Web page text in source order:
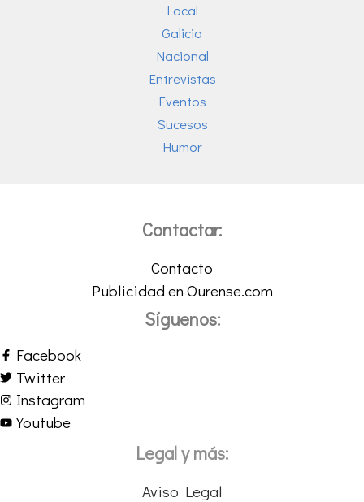
Local
Galicia
Nacional
Entrevistas
Eventos
Sucesos
Humor
Contactar:
Contacto
Publicidad en Ourense.com
Síguenos:
Facebook
Twitter
Instagram
Youtube
Legal y más:
Aviso Legal